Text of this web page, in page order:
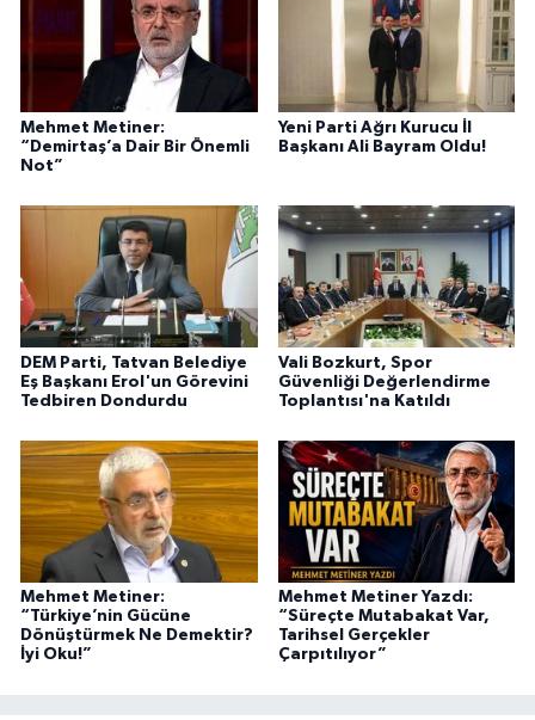
Mehmet Metiner:
“Demirtaş’a Dair Bir Önemli
Not”
Yeni Parti Ağrı Kurucu İl
Başkanı Ali Bayram Oldu!
DEM Parti, Tatvan Belediye
Eş Başkanı Erol'un Görevini
Tedbiren Dondurdu
Vali Bozkurt, Spor
Güvenliği Değerlendirme
Toplantısı'na Katıldı
Mehmet Metiner:
“Türkiye’nin Gücüne
Dönüştürmek Ne Demektir?
İyi Oku!”
Mehmet Metiner Yazdı:
“Süreçte Mutabakat Var,
Tarihsel Gerçekler
Çarpıtılıyor”